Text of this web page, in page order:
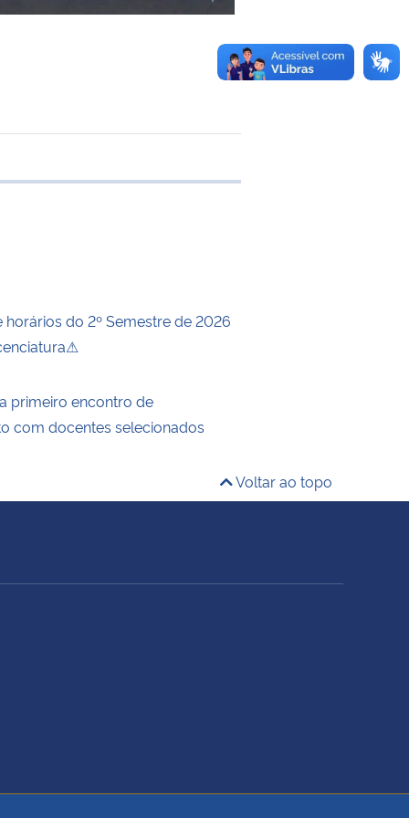
transferência
do 2º Semestre de 2026
primeiro encontro de
com docentes selecionados
Voltar ao topo